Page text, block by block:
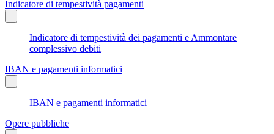
Indicatore di tempestività pagamenti
Indicatore di tempestività dei pagamenti e Ammontare
complessivo debiti
IBAN e pagamenti informatici
IBAN e pagamenti informatici
Opere pubbliche